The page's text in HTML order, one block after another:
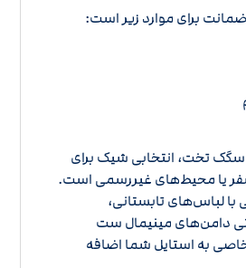
برای موارد زیر است:
اسلیپر پلنگی مدل 2 سگک تخت، انتخابی شیک برای
یا محیط‌های غیررسمی است.
لباس‌های تابستانی،
دامن‌های مینیمال ست
به استایل شما اضافه